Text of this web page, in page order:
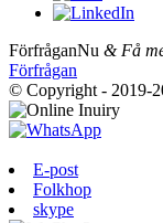
FörfråganNu & Få
Förfrågan
© Copyright - 2019-
E-post
Folkhop
skype